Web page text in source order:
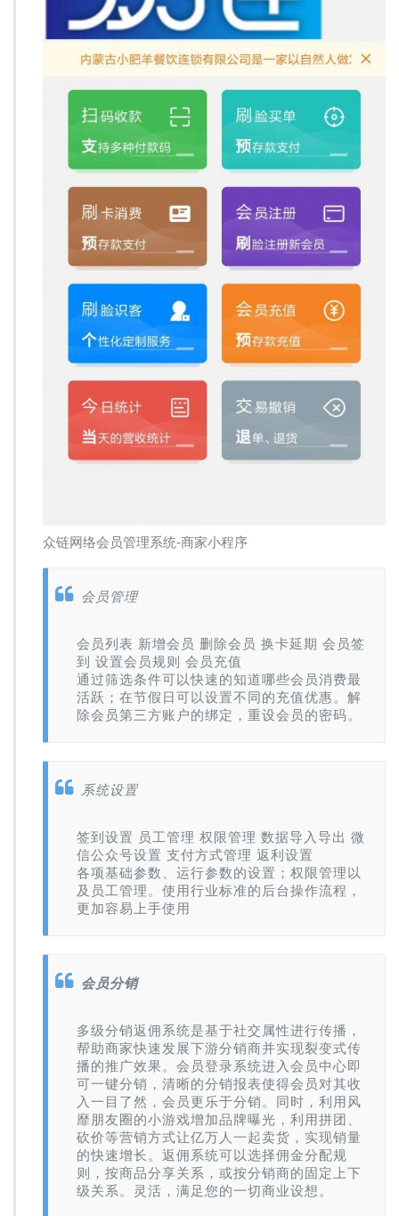
众链网络会员管理系统-商家小程序
会员管理
会员列表 新增会员 删除会员 换卡延期 会员签
到 设置会员规则 会员充值
通过筛选条件可以快速的知道哪些会员消费最
活跃；在节假日可以设置不同的充值优惠。解
除会员第三方账户的绑定，重设会员的密码。
系统设置
签到设置 员工管理 权限管理 数据导入导出 微
信公众号设置 支付方式管理 返利设置
各项基础参数、运行参数的设置；权限管理以
及员工管理。使用行业标准的后台操作流程，
更加容易上手使用
会员分销
多级分销返佣系统是基于社交属性进行传播，
帮助商家快速发展下游分销商并实现裂变式传
播的推广效果。会员登录系统进入会员中心即
可一键分销，清晰的分销报表使得会员对其收
入一目了然，会员更乐于分销。同时，利用风
靡朋友圈的小游戏增加品牌曝光，利用拼团、
砍价等营销方式让亿万人一起卖货，实现销量
的快速增长。返佣系统可以选择佣金分配规
则，按商品分享关系，或按分销商的固定上下
级关系。灵活，满足您的一切商业设想。